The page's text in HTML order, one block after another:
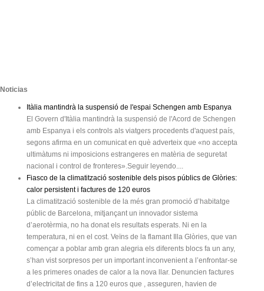
Noticias
Itàlia mantindrà la suspensió de l'espai Schengen amb Espanya
El Govern d'Itàlia mantindrà la suspensió de l'Acord de Schengen
amb Espanya i els controls als viatgers procedents d'aquest país,
segons afirma en un comunicat en què adverteix que «no accepta
ultimàtums ni imposicions estrangeres en matèria de seguretat
nacional i control de fronteres».Seguir leyendo....
Fiasco de la climatització sostenible dels pisos públics de Glòries:
calor persistent i factures de 120 euros
La climatització sostenible de la més gran promoció d’habitatge
públic de Barcelona, mitjançant un innovador sistema
d’aerotèrmia, no ha donat els resultats esperats. Ni en la
temperatura, ni en el cost. Veïns de la flamant Illa Glòries, que van
començar a poblar amb gran alegria els diferents blocs fa un any,
s’han vist sorpresos per un important inconvenient a l’enfrontar-se
a les primeres onades de calor a la nova llar. Denuncien factures
d’electricitat de fins a 120 euros que , asseguren, havien de